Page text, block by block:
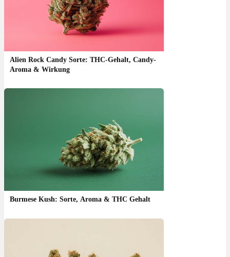
Alien Rock Candy Sorte: THC-Gehalt, Candy-
Aroma & Wirkung
Burmese Kush: Sorte, Aroma & THC Gehalt